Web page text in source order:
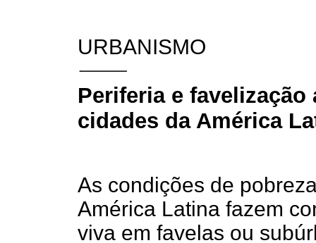
URBANISMO
Periferia e
cidades da América
As condições de
América Latina fazem
viva em favelas ou